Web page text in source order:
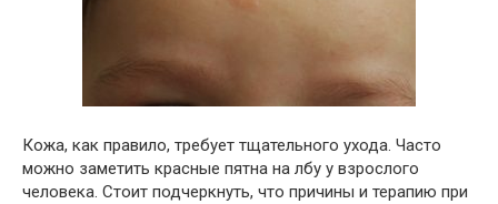
Кожа, как правило, требует тщательного ухода. Часто
можно заметить красные пятна на лбу у взрослого
человека. Стоит подчеркнуть, что причины и терапию при